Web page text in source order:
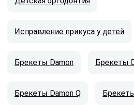
Исправление прикуса у детей
Брекеты Damon Брекеты
Брекеты Damon Q